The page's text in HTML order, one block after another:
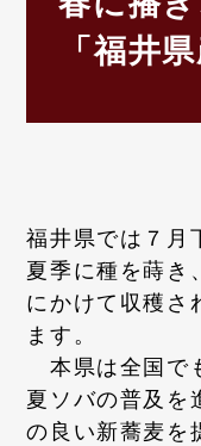
「福井
福井県では７月
夏季に種を蒔き
にかけて収穫さ
ます。
本県は全国で
夏ソバの普及を
の良い新蕎麦を